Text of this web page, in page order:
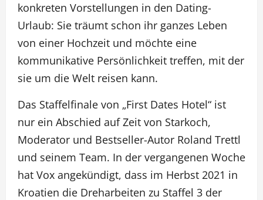
konkreten Vorstellungen in den Dating-
Urlaub: Sie träumt schon ihr ganzes Leben
von einer Hochzeit und möchte eine
kommunikative Persönlichkeit treffen, mit der
sie um die Welt reisen kann.
Das Staffelfinale von „First Dates Hotel“ ist
nur ein Abschied auf Zeit von Starkoch,
Moderator und Bestseller-Autor Roland Trettl
und seinem Team. In der vergangenen Woche
hat Vox angekündigt, dass im Herbst 2021 in
Kroatien die Dreharbeiten zu Staffel 3 der